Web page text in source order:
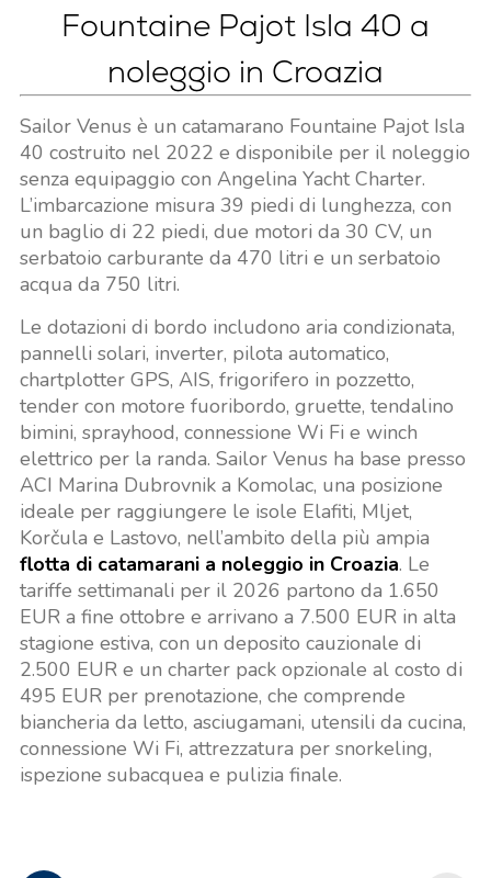
Fountaine Pajot Isla 40 a
noleggio in Croazia
Sailor Venus è un catamarano Fountaine Pajot Isla
40 costruito nel 2022 e disponibile per il noleggio
senza equipaggio con Angelina Yacht Charter.
L’imbarcazione misura 39 piedi di lunghezza, con
un baglio di 22 piedi, due motori da 30 CV, un
serbatoio carburante da 470 litri e un serbatoio
acqua da 750 litri.
Le dotazioni di bordo includono aria condizionata,
pannelli solari, inverter, pilota automatico,
chartplotter GPS, AIS, frigorifero in pozzetto,
tender con motore fuoribordo, gruette, tendalino
bimini, sprayhood, connessione Wi Fi e winch
elettrico per la randa. Sailor Venus ha base presso
ACI Marina Dubrovnik a Komolac, una posizione
ideale per raggiungere le isole Elafiti, Mljet,
Korčula e Lastovo, nell’ambito della più ampia
flotta di catamarani a noleggio in Croazia. Le
tariffe settimanali per il 2026 partono da 1.650
EUR a fine ottobre e arrivano a 7.500 EUR in alta
stagione estiva, con un deposito cauzionale di
2.500 EUR e un charter pack opzionale al costo di
495 EUR per prenotazione, che comprende
biancheria da letto, asciugamani, utensili da cucina,
connessione Wi Fi, attrezzatura per snorkeling,
ispezione subacquea e pulizia finale.